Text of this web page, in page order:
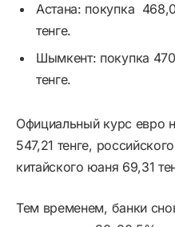
Астана: покупка
тенге.
Шымкент: покупка
тенге.
Официальный курс евро
547,21 тенге,
китайского юаня 69,31
Тем временем, банки